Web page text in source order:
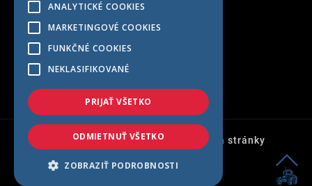
Kočín 100
922 04 Kočín-Lančár
Slovensko
+421 33 7791569
met@met-agro.sk
Ochrana osobných údajov
Mapa stránky
© 2026 - Met-agro s.r.o.
ANALYTICKÉ COOKIES
MARKETINGOVÉ COOKIES
FUNKČNÉ COOKIES
NEKLASIFIKOVANÉ
PRIJAŤ VŠETKO
ODMIETNUŤ VŠETKO
ZOBRAZIŤ PODROBNOSTI